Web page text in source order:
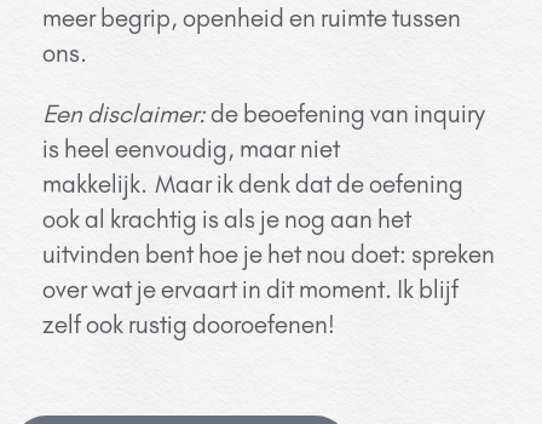
meer begrip, openheid en ruimte tussen
ons.
Een disclaimer:de beoefening van inquiry
is heel eenvoudig, maar niet
makkelijk. Maar ik denk dat de oefening
ook al krachtig is als je nog aan het
uitvinden bent hoe je het nou doet: spreken
over wat je ervaart in dit moment. Ik blijf
zelf ook rustig dooroefenen!